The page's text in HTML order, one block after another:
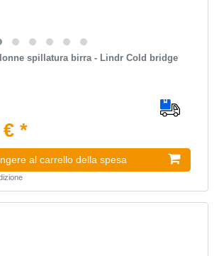
spillatura birra - Lindr Cold bridge
*
al carrello della spesa